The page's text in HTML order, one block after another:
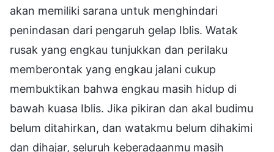
akan memiliki sarana untuk menghindari
penindasan dari pengaruh gelap Iblis. Watak
rusak yang engkau tunjukkan dan perilaku
memberontak yang engkau jalani cukup
membuktikan bahwa engkau masih hidup di
bawah kuasa Iblis. Jika pikiran dan akal budimu
belum ditahirkan, dan watakmu belum dihakimi
dan dihajar, seluruh keberadaanmu masih